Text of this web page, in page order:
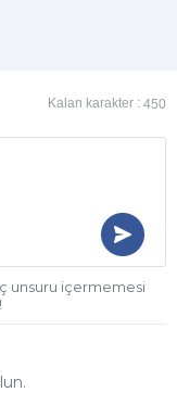
Kalan karakter : 450
unsuru içermemesi